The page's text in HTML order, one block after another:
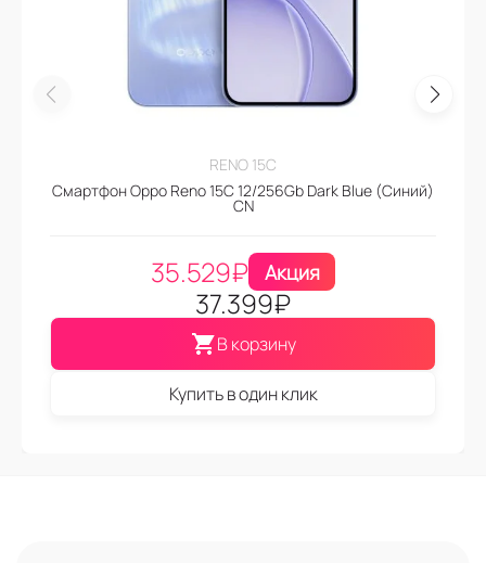
RENO 15C
Смартфон Oppo Reno 15C 12/256Gb Dark Blue (Синий)
CN
35.529₽ Акция
37.399₽
В корзину
Купить в один клик